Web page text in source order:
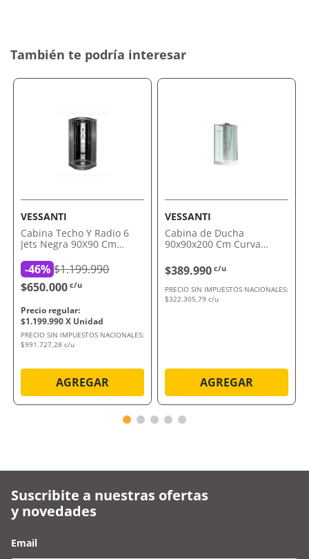
También te podría interesar
VESSANTI
Cabina Techo Y Radio 6
Jets Negra 90X90 Cm
-46% $1.199.990
$650.000 c/u
$1.199.990
PRECIO SIN IMPUESTOS NACIONALES:
$991.727,28 c/u
AGREGAR
VESSANTI
Cabina de Ducha
90x90x200 Cm Curva
$389.990 c/u
PRECIO SIN IMPUESTOS NACIONALES:
$322.305,79 c/u
AGREGAR
Suscribite a nuestras ofertas
y novedades
Email